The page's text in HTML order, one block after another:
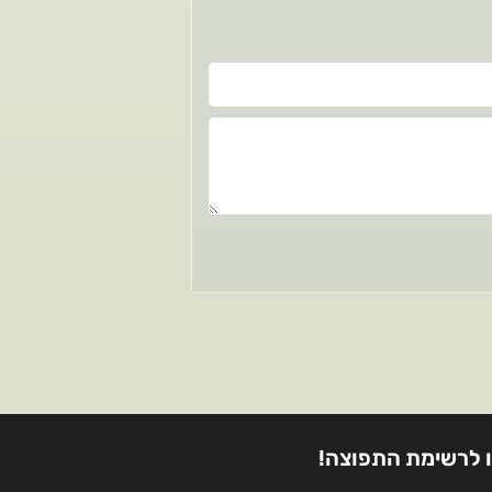
לרשימת התפוצה!